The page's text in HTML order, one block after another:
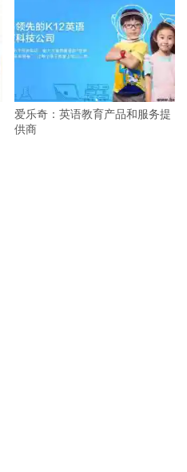
爱乐奇：英语教育产品和服务提
供商